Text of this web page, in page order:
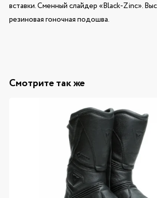
вставки. Сменный слайдер «Black-Zinc».
резиновая гоночная подошва.
Смотрите так же